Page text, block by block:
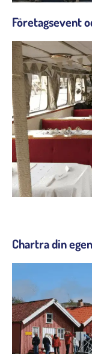
Företagsevent
Chartra din